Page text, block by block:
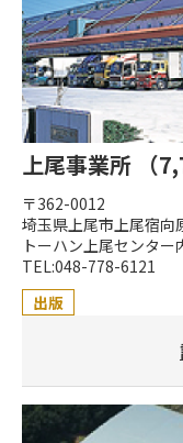
上尾事業所 （
〒362-0012
埼玉県上尾市上尾宿向
トーハン上尾センター
TEL:048-778-6121
出版